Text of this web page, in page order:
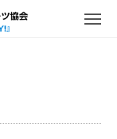
メ
ュ
ー